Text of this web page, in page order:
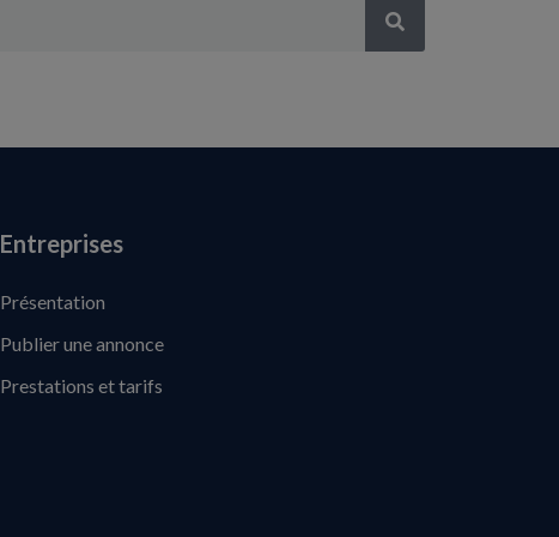
Entreprises
Présentation
Publier une annonce
Prestations et tarifs